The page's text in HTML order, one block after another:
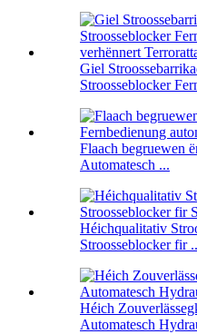
Giel
Stroosseblocker
Flaach begruewen
Automatesch ...
Héichqualitativ
Stroosseblocker fir
Héich
Automatesch